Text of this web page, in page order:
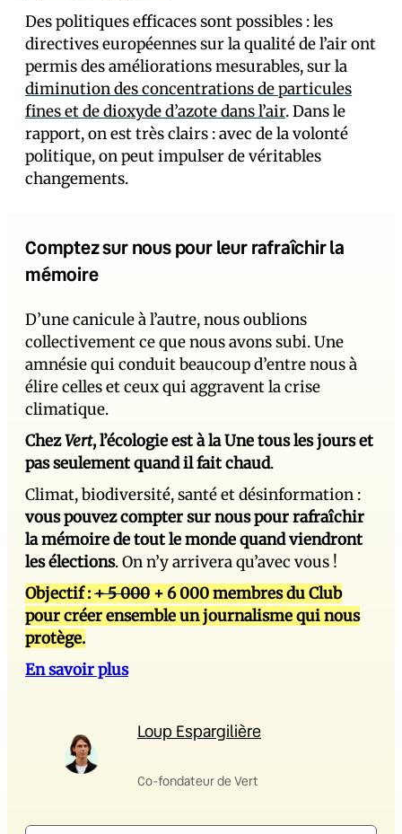
Des politiques efficaces sont possibles : les
directives européennes sur la qualité de l’air ont
permis des améliorations mesurables, sur la
diminution des concentrations de particules
fines et de dioxyde d’azote dans l’air. Dans le
rapport, on est très clairs : avec de la volonté
politique, on peut impulser de véritables
changements.
Comptez sur nous pour leur rafraîchir la
mémoire
D’une canicule à l’autre, nous oublions
collectivement ce que nous avons subi. Une
amnésie qui conduit beaucoup d’entre nous à
élire celles et ceux qui aggravent la crise
climatique.
ChezVert, l’écologie est à la Une tous les jours et
pas seulement quand il fait chaud.
Climat, biodiversité, santé et désinformation :
vous pouvez compter sur nous pour rafraîchir
la mémoire de tout le monde quand viendront
les élections. On n’y arrivera qu’avec vous !
Objectif :+ 5 000 + 6 000 membres du Club
pour créer ensemble un journalisme qui nous
protège.
En savoir plus
Loup Espargilière
Co-fondateur de Vert